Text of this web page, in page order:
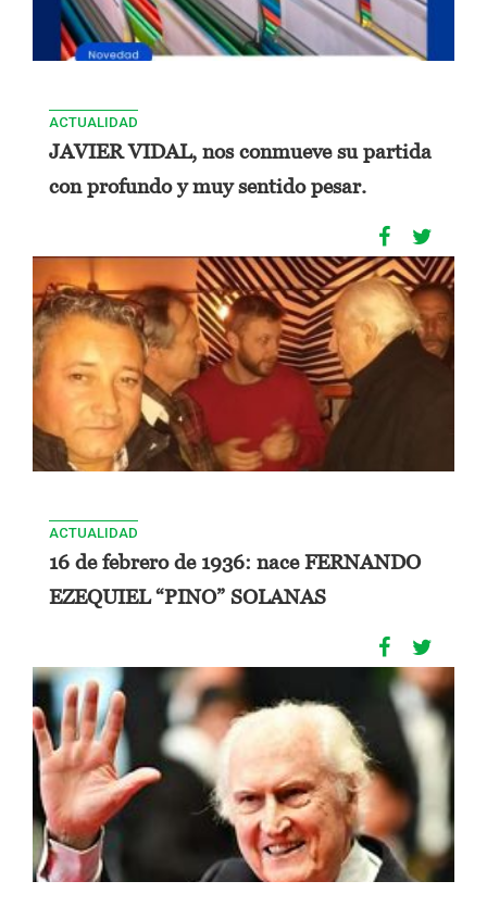
ACTUALIDAD
JAVIER VIDAL, nos conmueve su partida
con profundo y muy sentido pesar.
ACTUALIDAD
16 de febrero de 1936: nace FERNANDO
EZEQUIEL “PINO” SOLANAS